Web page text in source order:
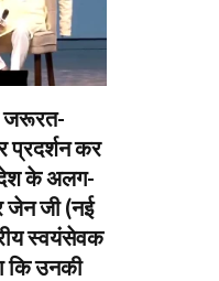
जरूरत-
प्रदर्शन कर
देश के अलग-
जेन जी (नई
स्वयंसेवक
कि उनकी